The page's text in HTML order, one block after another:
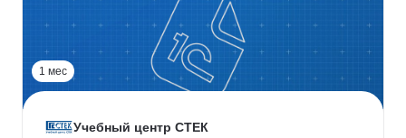
1 мес
Учебный центр СТЕК